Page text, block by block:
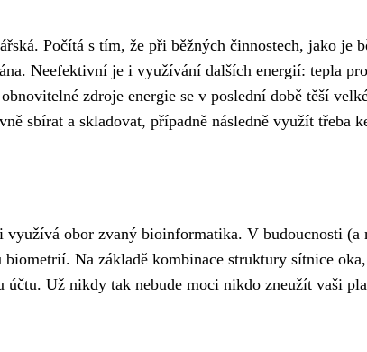
Počítá s tím, že při běžných činnostech, jako je
Neefektivní je i využívání dalších energií: tepla
zdroje energie se v poslední době těší
sbírat a skladovat, případně následně využít třeba
obor zvaný bioinformatika. V budoucnosti (a
Na základě kombinace struktury sítnice
účtu. Už nikdy tak nebude moci nikdo zneužít vaši